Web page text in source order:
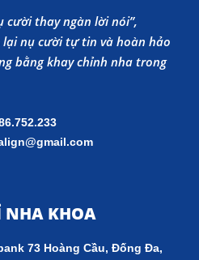
cười thay ngàn lời nói”,
lại nụ cười tự tin và hoàn hảo
bằng khay chỉnh nha trong
NHA KHOA
73 Hoàng Cầu, Đống Đa,